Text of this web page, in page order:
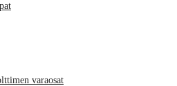
varaosat